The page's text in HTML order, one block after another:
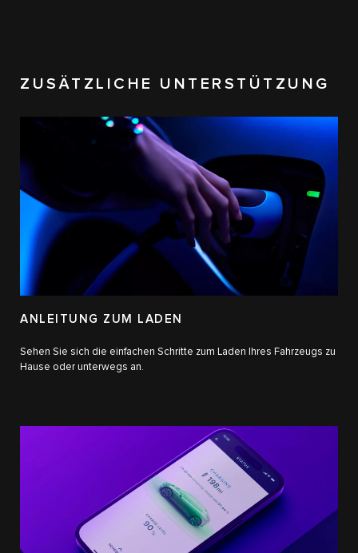
ZUSÄTZLICHE UNTERSTÜTZUNG
ANLEITUNG ZUM LADEN
Sehen Sie sich die einfachen Schritte zum Laden Ihres Fahrzeugs zu
Hause oder unterwegs an.